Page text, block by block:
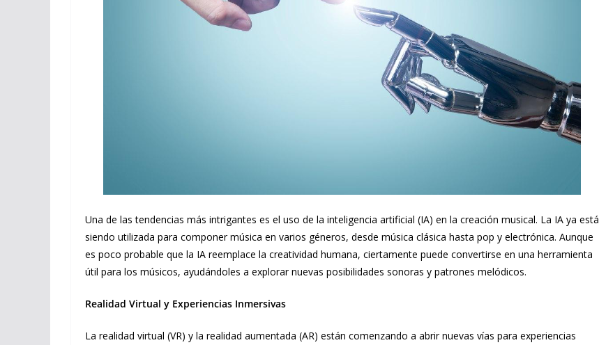
Una de las tendencias más intrigantes es el uso de la inteligencia artificial (IA) en la creación musical. La IA ya está
siendo utilizada para componer música en varios géneros, desde música clásica hasta pop y electrónica. Aunque
es poco probable que la IA reemplace la creatividad humana, ciertamente puede convertirse en una herramienta
útil para los músicos, ayudándoles a explorar nuevas posibilidades sonoras y patrones melódicos.
Realidad Virtual y Experiencias Inmersivas
La realidad virtual (VR) y la realidad aumentada (AR) están comenzando a abrir nuevas vías para experiencias